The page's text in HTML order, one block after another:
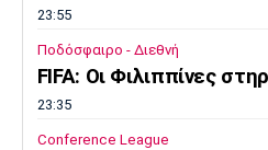
23:55
Ποδόσφαιρο - Διεθνή
FIFA: Οι Φιλιππίνες
23:35
Conference League